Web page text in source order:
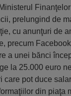
prelungind de
cu anunţuri de
precum
a unei bănci
la 25.000 euro
care pot duce
din piaţa